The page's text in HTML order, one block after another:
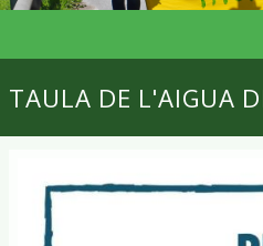
User
Primary
links
TAULA DE L'AIGUA